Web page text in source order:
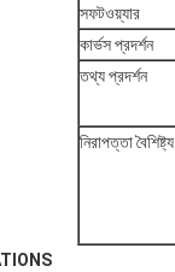
সফটওয়্যার
কার্ভস প্রদর্শন
তথ্য প্রদর্শন
নিরাপত্তা বৈশিষ্ট্য